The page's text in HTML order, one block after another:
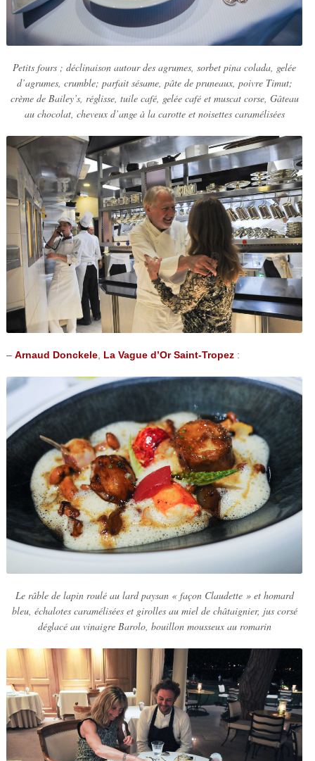
Petits fours ; déclinaison autour des agrumes, sorbet pina colada, gelée
d’agrumes, crumble; parfait sésame, pâte de pruneaux, poivre Timut;
crème de Bailey’s, réglisse, tuile café, gelée café et muscat corse, Gâteau
au chocolat, cheveux d’ange à la carotte et noisettes caramélisées
– Arnaud Donckele, La Vague d’Or Saint-Tropez:
Le râble de lapin roulé au lard paysan « façon Claudette » et homard
bleu, échalotes caramélisées et girolles au miel de châtaignier, jus corsé
déglacé au vinaigre Barolo, bouillon mousseux au romarin